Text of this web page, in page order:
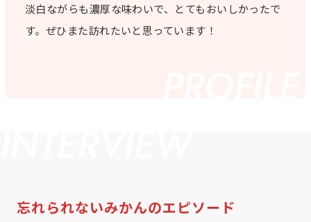
淡白ながらも濃厚な味わいで、とてもおいしかったで
す。ぜひまた訪れたいと思っています！
忘れられないみかんのエピソード